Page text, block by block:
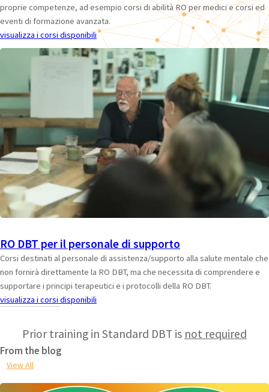
proprie competenze, ad esempio corsi di abilità RO per medici e corsi ed
eventi di formazione avanzata.
visualizza i corsi disponibili
RO DBT per il personale di supporto
Corsi destinati al personale di assistenza/supporto alla salute mentale che
non fornirà direttamente la RO DBT, ma che necessita di comprendere e
supportare i principi terapeutici e i protocolli della RO DBT.
visualizza i corsi disponibili
Prior training in Standard DBT is not required
From the blog
View All